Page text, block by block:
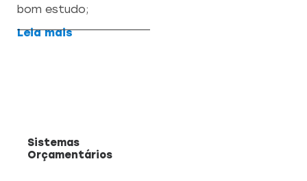
bom estudo;
Leia mais
Sistemas
Orçamentários